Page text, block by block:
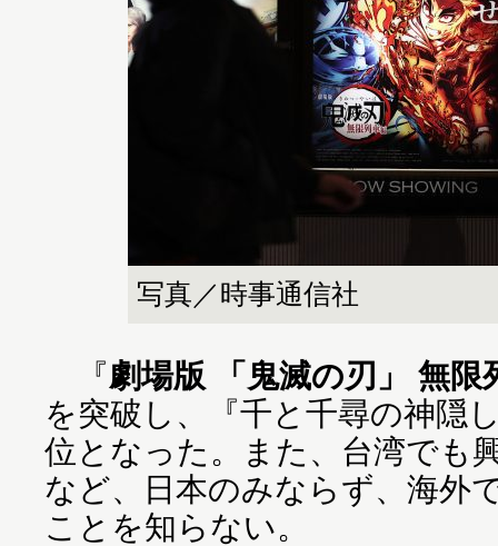
写真／時事通信社
『劇場版 「鬼滅の刃」 無限
を突破し、『千と千尋の神隠
位となった。また、台湾でも
など、日本のみならず、海外
ことを知らない。